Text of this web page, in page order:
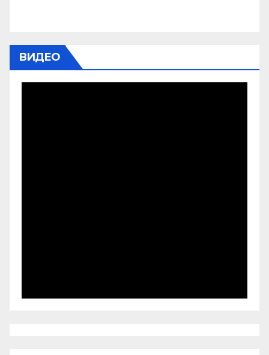
ВИДЕО